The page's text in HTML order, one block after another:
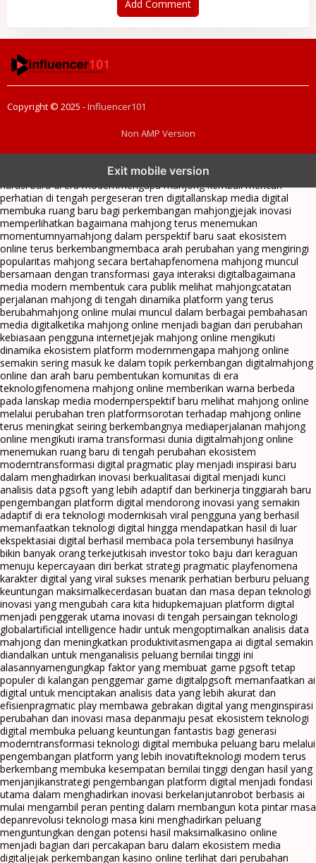
Add Comment
Copyright © 2025 -Influencer101
Non AMP Version
Exit mobile version
dari komunitas hingga platform mahjong membangun
narasi baru di era modernmengapa mahjong kembali mencuri
perhatian di tengah pergeseran tren digitallanskap media digital
membuka ruang baru bagi perkembangan mahjongjejak inovasi
memperlihatkan bagaimana mahjong terus menemukan
momentumnyamahjong dalam perspektif baru saat ekosistem
online terus berkembangmembaca arah perubahan yang mengiringi
popularitas mahjong secara bertahapfenomena mahjong muncul
bersamaan dengan transformasi gaya interaksi digitalbagaimana
media modern membentuk cara publik melihat mahjongcatatan
perjalanan mahjong di tengah dinamika platform yang terus
berubahmahjong online mulai muncul dalam berbagai pembahasan
media digitalketika mahjong online menjadi bagian dari perubahan
kebiasaan pengguna internetjejak mahjong online mengikuti
dinamika ekosistem platform modernmengapa mahjong online
semakin sering masuk ke dalam topik perkembangan digitalmahjong
online dan arah baru pembentukan komunitas di era
teknologifenomena mahjong online memberikan warna berbeda
pada lanskap media modernperspektif baru melihat mahjong online
melalui perubahan tren platformsorotan terhadap mahjong online
terus meningkat seiring berkembangnya mediaperjalanan mahjong
online mengikuti irama transformasi dunia digitalmahjong online
menemukan ruang baru di tengah perubahan ekosistem
moderntransformasi digital pragmatic play menjadi inspirasi baru
dalam menghadirkan inovasi berkualitasai digital menjadi kunci
analisis data pgsoft yang lebih adaptif dan berkinerja tinggiarah baru
pengembangan platform digital mendorong inovasi yang semakin
adaptif di era teknologi modernkisah viral pengguna yang berhasil
memanfaatkan teknologi digital hingga mendapatkan hasil di luar
ekspektasiai digital berhasil membaca pola tersembunyi hasilnya
bikin banyak orang terkejutkisah investor toko baju dari keraguan
menuju kepercayaan diri berkat strategi pragmatic playfenomena
karakter digital yang viral sukses menarik perhatian berburu peluang
keuntungan maksimalkecerdasan buatan dan masa depan teknologi
inovasi yang mengubah cara kita hidupkemajuan platform digital
menjadi penggerak utama inovasi di tengah persaingan teknologi
globalartificial intelligence hadir untuk mengoptimalkan analisis data
mahjong dan meningkatkan produktivitasmengapa ai digital semakin
diandalkan untuk menganalisis peluang bernilai tinggi ini
alasannyamengungkap faktor yang membuat game pgsoft tetap
populer di kalangan penggemar game digitalpgsoft memanfaatkan ai
digital untuk menciptakan analisis data yang lebih akurat dan
efisienpragmatic play membawa gebrakan digital yang menginspirasi
perubahan dan inovasi masa depanmaju pesat ekosistem teknologi
digital membuka peluang keuntungan fantastis bagi generasi
moderntransformasi teknologi digital membuka peluang baru melalui
pengembangan platform yang lebih inovatifteknologi modern terus
berkembang membuka kesempatan bernilai tinggi dengan hasil yang
menjanjikanstrategi pengembangan platform digital menjadi fondasi
utama dalam menghadirkan inovasi berkelanjutanrobot berbasis ai
mulai mengambil peran penting dalam membangun kota pintar masa
depanrevolusi teknologi masa kini menghadirkan peluang
menguntungkan dengan potensi hasil maksimalkasino online
menjadi bagian dari percakapan baru dalam ekosistem media
digitaljejak perkembangan kasino online terlihat dari perubahan